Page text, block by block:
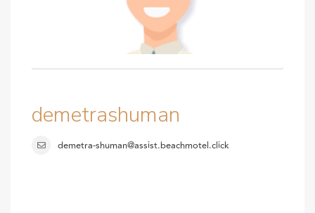
demetrashuman
demetra-shuman@assist.beachmotel.click